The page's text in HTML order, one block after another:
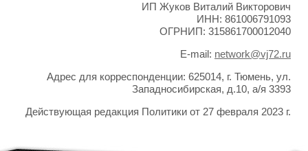
ИП Жуков Виталий Викторович
ИНН: 861006791093
ОГРНИП: 315861700012040
E-mail: network@vj72.ru
Адрес для корреспонденции: 625014, г. Тюмень, ул.
Западносибирская, д.10, а/я 3393
Действующая редакция Политики от 27 февраля 2023 г.